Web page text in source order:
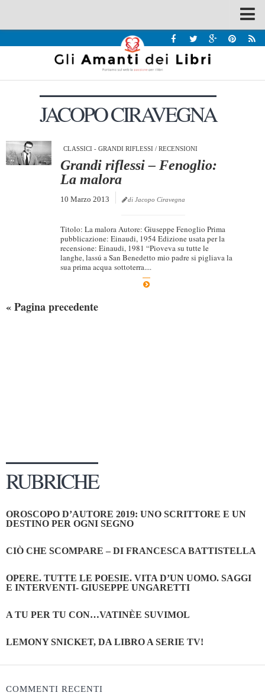
Recensioni
Interviste & Incontri
Chi siamo
Rassegna Stampa
Tabù Festival 2014
A Tutto Volume
Marketing
JACOPO CIRAVEGNA
CLASSICI - GRANDI RIFLESSI / RECENSIONI
Grandi riflessi – Fenoglio:
La malora
10 Marzo 2013 di Jacopo Ciravegna
Titolo: La malora Autore: Giuseppe Fenoglio Prima
pubblicazione: Einaudi, 1954 Edizione usata per la
recensione: Einaudi, 1981 “Pioveva su tutte le
langhe, lassú a San Benedetto mio padre si pigliava la
sua prima acqua sottoterra....
« Pagina precedente
RUBRICHE
OROSCOPO D’AUTORE 2019: UNO SCRITTORE E UN
DESTINO PER OGNI SEGNO
CIÒ CHE SCOMPARE – DI FRANCESCA BATTISTELLA
OPERE. TUTTE LE POESIE. VITA D’UN UOMO. SAGGI
E INTERVENTI- GIUSEPPE UNGARETTI
A TU PER TU CON…VATINÈE SUVIMOL
LEMONY SNICKET, DA LIBRO A SERIE TV!
COMMENTI RECENTI